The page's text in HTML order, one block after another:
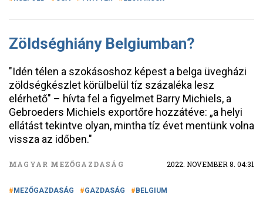
Zöldséghiány Belgiumban?
"Idén télen a szokásoshoz képest a belga üvegházi
zöldségkészlet körülbelül tíz százaléka lesz
elérhető" – hívta fel a figyelmet Barry Michiels, a
Gebroeders Michiels exportőre hozzátéve: „a helyi
ellátást tekintve olyan, mintha tíz évet mentünk volna
vissza az időben."
MAGYAR MEZŐGAZDASÁG 2022. NOVEMBER 8. 04:31
MEZŐGAZDASÁG GAZDASÁG BELGIUM